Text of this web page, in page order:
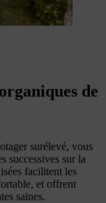
de
surélevé, vous
successives sur la
facilitent les
et offrent
saines.